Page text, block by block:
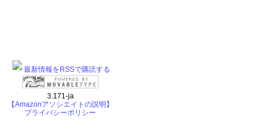
最新情報をRSSで購読する
3.171-ja
【Amazonアソシエイトの説明】
プライバシーポリシー